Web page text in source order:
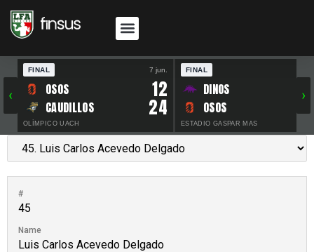
‹
FINAL 7 jun.
OSOS 12
CAUDILLOS 24
OLÍMPICO UACH
FINAL
DINOS
OSOS
ESTADIO GASPAR MAS
›
#
45
Name
Luis Carlos Acevedo Delgado